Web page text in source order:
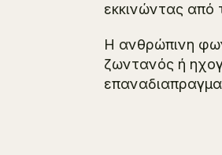
εκκινώντας από
Η ανθρώπινη
ζωντανός ή